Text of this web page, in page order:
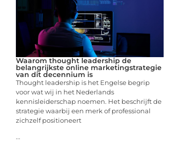
Waarom thought leadership de
belangrijkste online marketingstrategie
van dit decennium is
Thought leadership is het Engelse begrip
voor wat wij in het Nederlands
kennisleiderschap noemen. Het beschrijft de
strategie waarbij een merk of professional
zichzelf positioneert
...